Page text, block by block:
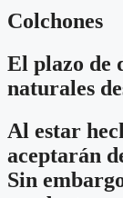
Colchones
El plazo de
naturales
Al estar
aceptarán
Sin